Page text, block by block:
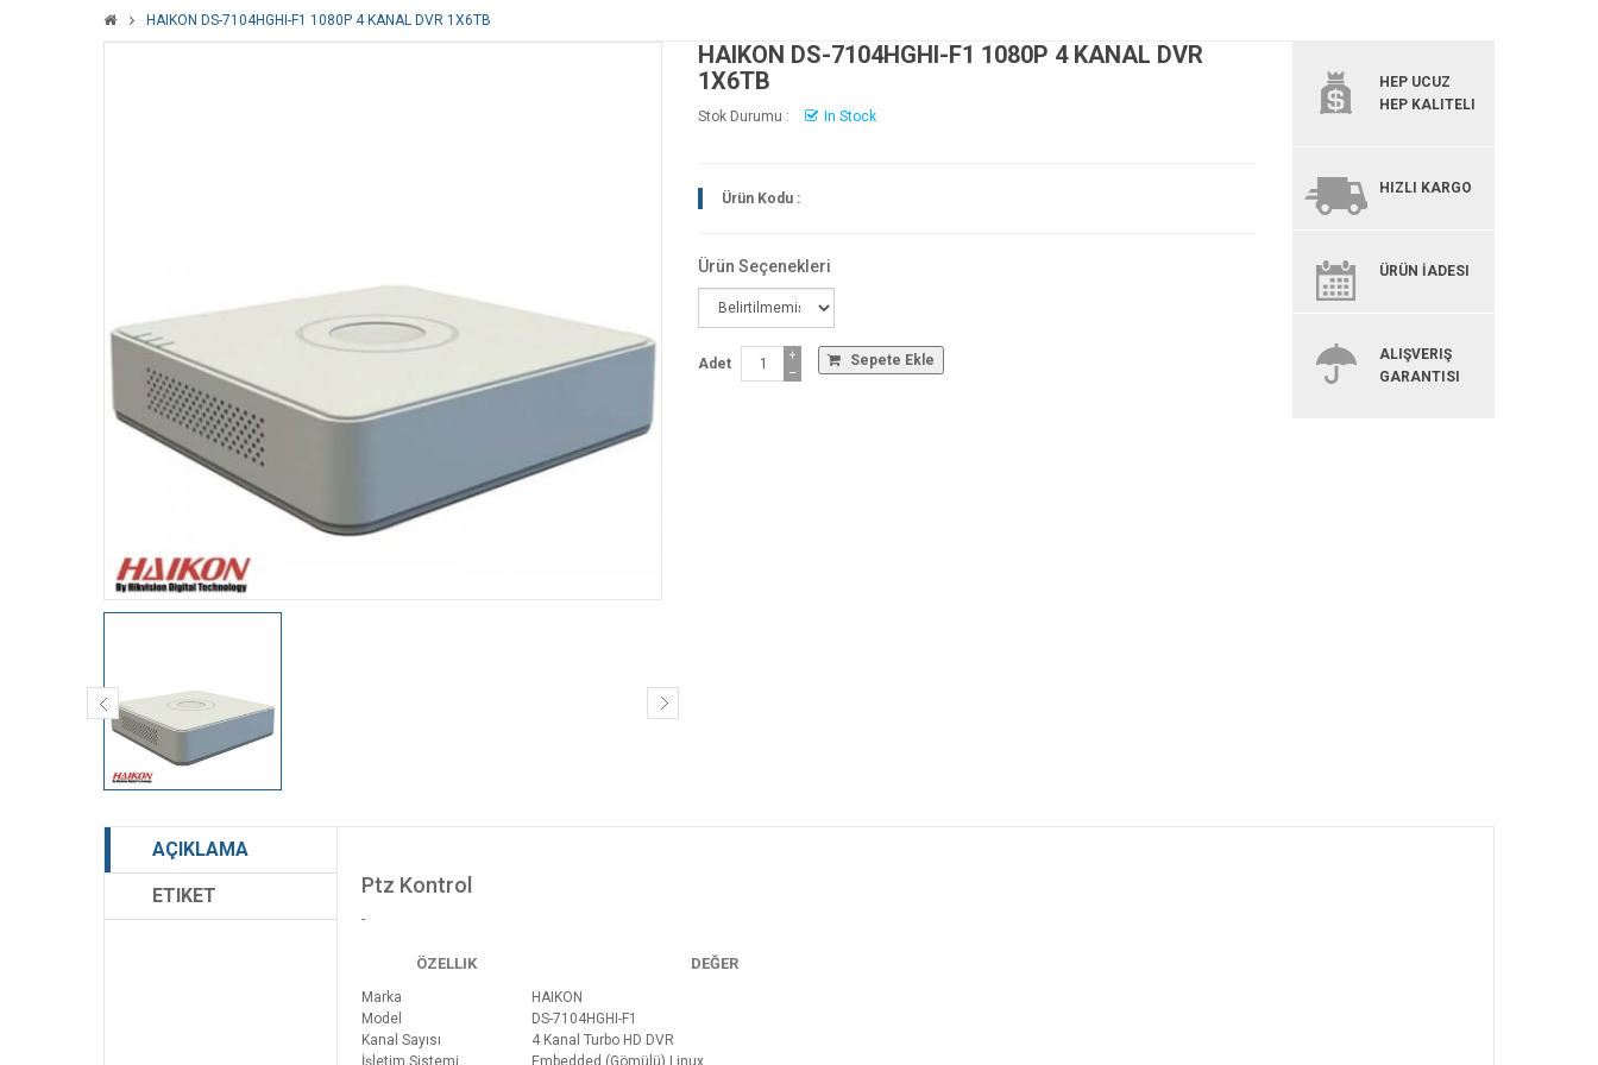
HAIKON DS-7104HGHI-F1 1080P 4 KANAL DVR 1X6TB
HAIKON DS-7104HGHI-F1 1080P 4 KANAL DVR
1X6TB
Stok Durumu : In Stock
Ürün Kodu :
Ürün Seçenekleri
Adet −
+ Sepete Ekle
HEP UCUZ
HEP KALITELI
HIZLI KARGO
ÜRÜN İADESI
ALIŞVERIŞ
GARANTISI
AÇIKLAMA
ETIKET Ptz Kontrol
-
ÖZELLIK DEĞER
Marka
HAIKON
Model
DS-7104HGHI-F1
Kanal Sayısı
4 Kanal Turbo HD DVR
İşletim Sistemi
Embedded (Gömülü) Linux